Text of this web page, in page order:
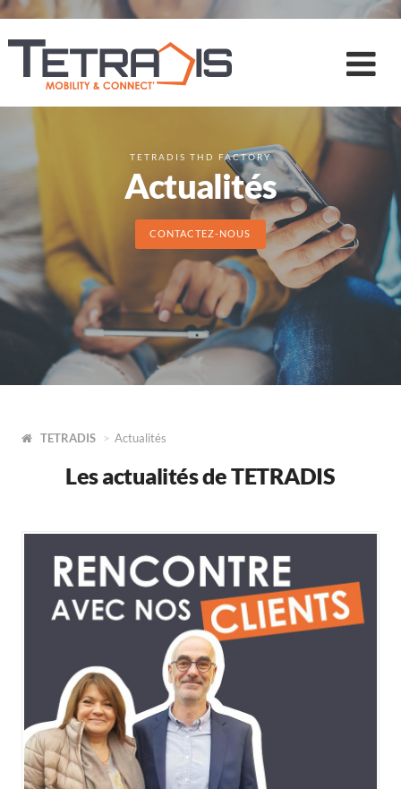
TETRADIS THD FACTORY
Actualités
CONTACTEZ-NOUS
TETRADIS Actualités
Les actualités de TETRADIS